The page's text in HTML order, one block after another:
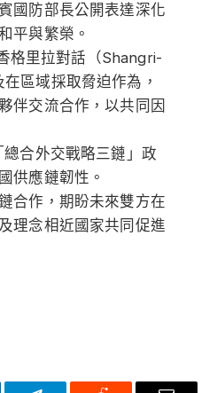
國防部長公開表達深化
平與繁榮。
格里拉對話（Shangri-
區域採取脅迫作為，
伴交流合作，以共同因
合外交戰略三鏈」政
供應鏈韌性。
合作，期盼未來雙方在
理念相近國家共同促進